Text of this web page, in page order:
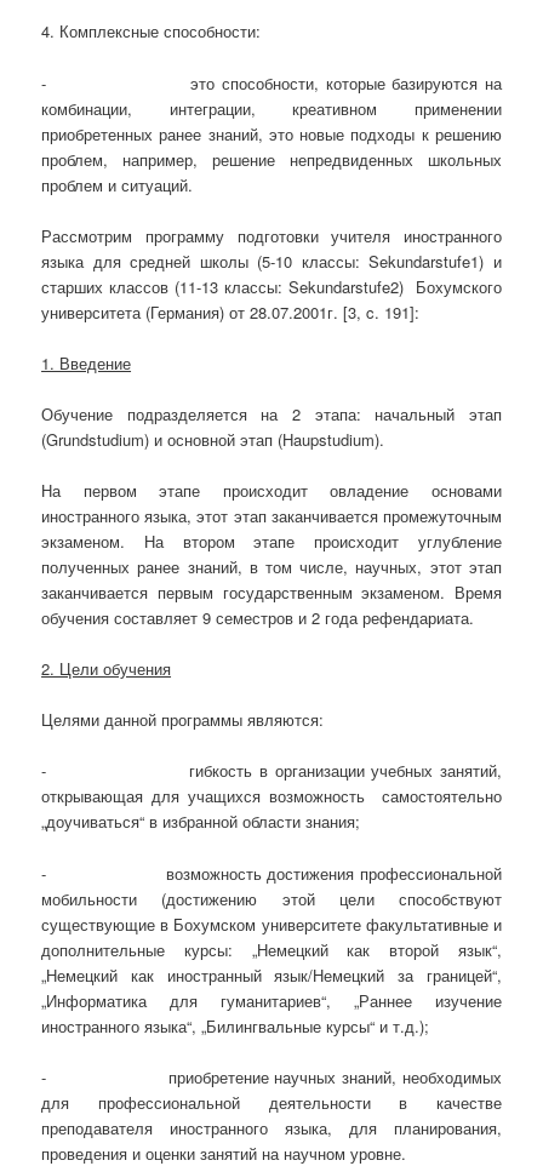
4. Комплексные способности:
- это способности, которые базируются на
комбинации, интеграции, креативном применении
приобретенных ранее знаний, это новые подходы к решению
проблем, например, решение непредвиденных школьных
проблем и ситуаций.
Рассмотрим программу подготовки учителя иностранного
языка для средней школы (5-10 классы: Sekundarstufe1) и
старших классов (11-13 классы: Sekundarstufe2) Бохумского
университета (Германия) от 28.07.2001г. [3, c. 191]:
1. Введение
Обучение подразделяется на 2 этапа: начальный этап
(Grundstudium) и основной этап (Haupstudium).
На первом этапе происходит овладение основами
иностранного языка, этот этап заканчивается промежуточным
экзаменом. На втором этапе происходит углубление
полученных ранее знаний, в том числе, научных, этот этап
заканчивается первым государственным экзаменом. Время
обучения составляет 9 семестров и 2 года рефендариата.
2. Цели обучения
Целями данной программы являются:
- гибкость в организации учебных занятий,
открывающая для учащихся возможность самостоятельно
„доучиваться“ в избранной области знания;
- возможность достижения профессиональной
мобильности (достижению этой цели способствуют
существующие в Бохумском университете факультативные и
дополнительные курсы: „Немецкий как второй язык“,
„Немецкий как иностранный язык/Немецкий за границей“,
„Информатика для гуманитариев“, „Раннее изучение
иностранного языка“, „Билингвальные курсы“ и т.д.);
- приобретение научных знаний, необходимых
для профессиональной деятельности в качестве
преподавателя иностранного языка, для планирования,
проведения и оценки занятий на научном уровне.